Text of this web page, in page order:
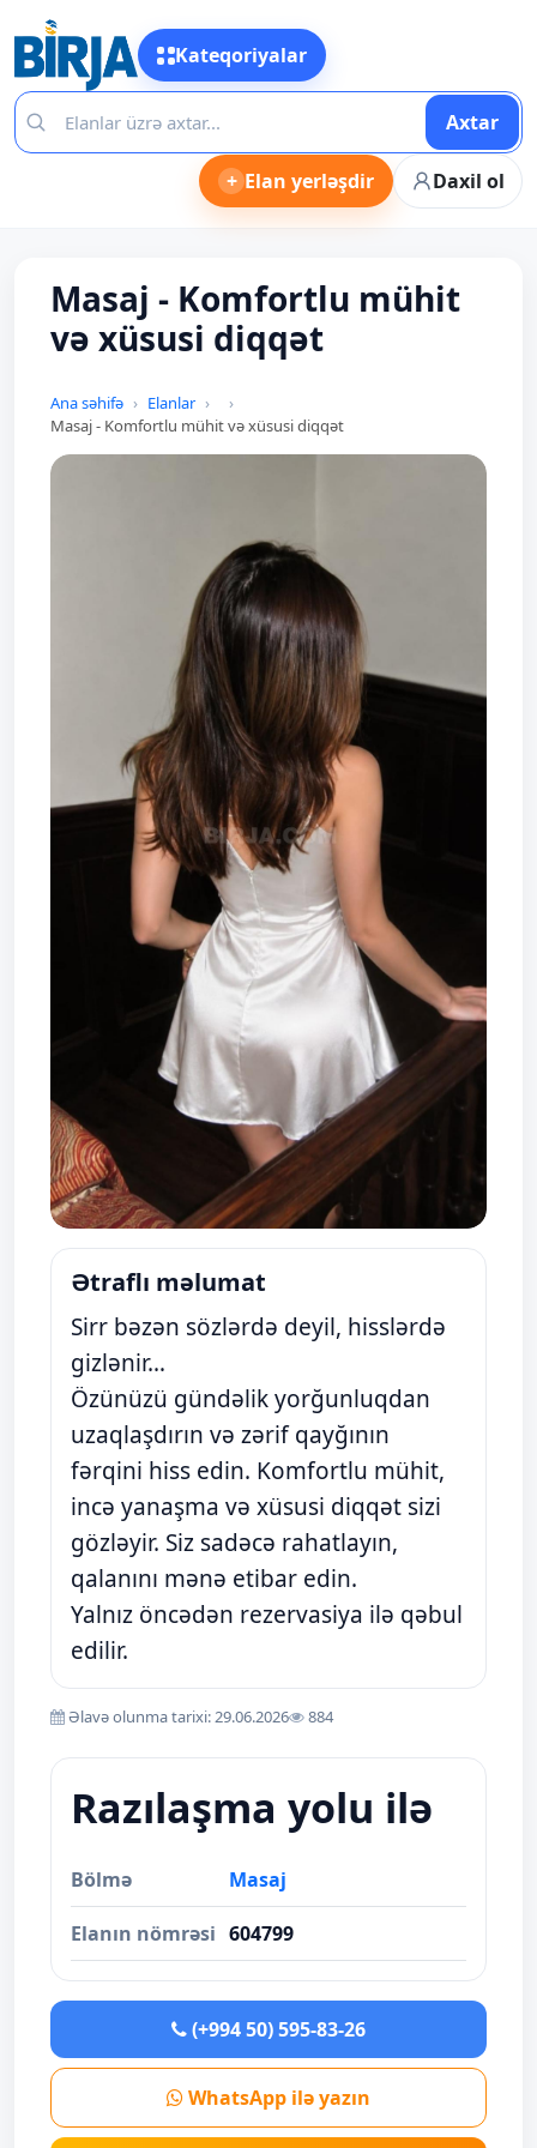
Kateqoriyalar
Axtar
+ Elan yerləşdir Daxil ol
Masaj - Komfortlu mühit
və xüsusi diqqət
Ana səhifə
Elanlar
Masaj - Komfortlu mühit və xüsusi diqqət
Ətraflı məlumat
Sirr bəzən sözlərdə deyil, hisslərdə
gizlənir…
Özünüzü gündəlik yorğunluqdan
uzaqlaşdırın və zərif qayğının
fərqini hiss edin. Komfortlu mühit,
incə yanaşma və xüsusi diqqət sizi
gözləyir. Siz sadəcə rahatlayın,
qalanını mənə etibar edin.
Yalnız öncədən rezervasiya ilə qəbul
edilir.
Əlavə olunma tarixi: 29.06.2026 884
Razılaşma yolu ilə
Bölmə Masaj
Elanın nömrəsi 604799
(+994 50) 595-83-26
WhatsApp ilə yazın